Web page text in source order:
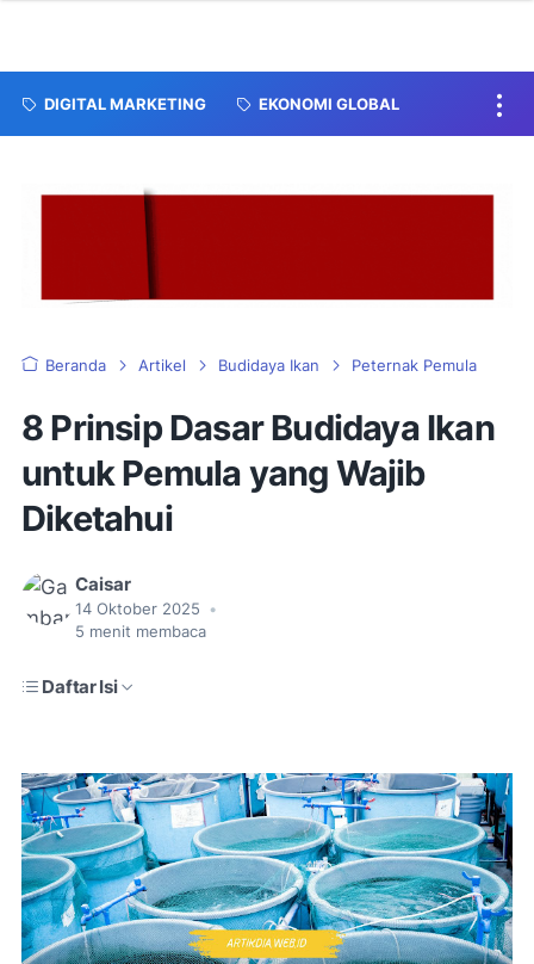
DIGITAL MARKETING EKONOMI GLOBAL
Beranda Artikel Budidaya Ikan Peternak Pemula
8 Prinsip Dasar Budidaya Ikan
untuk Pemula yang Wajib
Diketahui
Caisar
14 Oktober 2025
•
5 menit membaca
Daftar Isi